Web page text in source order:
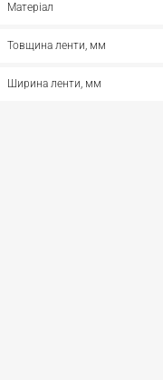
Матеріал
Товщина ленти, мм
Ширина ленти, мм